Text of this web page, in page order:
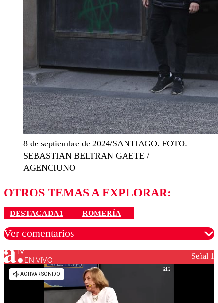
8 de septiembre de 2024/SANTIAGO. FOTO:
SEBASTIAN BELTRAN GAETE /
AGENCIUNO
OTROS TEMAS A EXPLORAR:
DESTACADA1 ROMERÍA
Ver comentarios
Los comentarios son moderados para garantizar un
diálogo respetuoso.
EN VIVO Señal 1